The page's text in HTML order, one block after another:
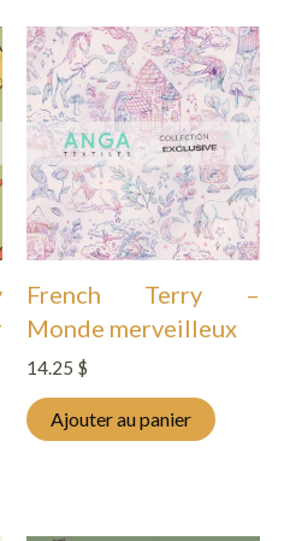
French Terry –
Monde merveilleux
14.25 $
Ajouter au panier